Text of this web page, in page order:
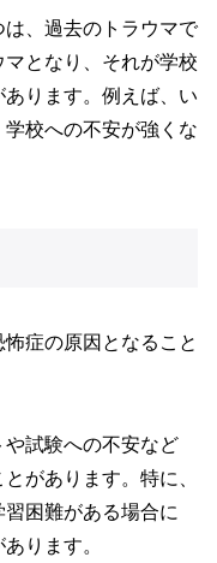
、過去のトラウマで
となり、それが学校
ります。例えば、い
校への不安が強くな
症の原因となること
試験への不安など
があります。特に、
困難がある場合に
ります。